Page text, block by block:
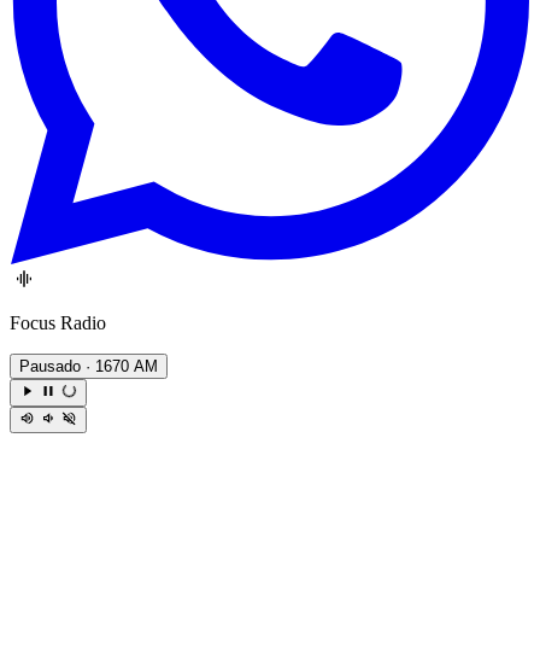
Focus Radio
Pausado · 1670 AM